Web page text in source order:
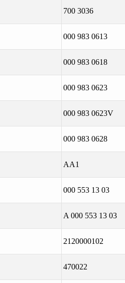
700 3036
000 983 0613
000 983 0618
000 983 0623
000 983 0623V
000 983 0628
AA1
000 553 13 03
A 000 553 13 03
2120000102
470022